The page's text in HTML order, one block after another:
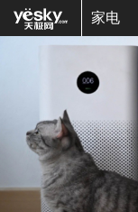
家电